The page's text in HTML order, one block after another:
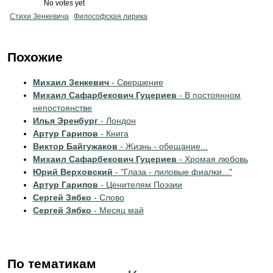
No votes yet
Стихи Зенкевича Философская лирика
Похожие
Михаил Зенкевич - Свершение
Михаил Сафарбекович Гуцериев - В постоянном
непостоянстве
Илья Эренбург - Лондон
Артур Гарипов - Книга
Виктор Байгужаков - Жизнь - обещание...
Михаил Сафарбекович Гуцериев - Хромая любовь
Юрий Верховский - "Глаза - лиловые фиалки..."
Артур Гарипов - Ценителям Поэзии
Сергей Зябко - Слово
Сергей Зябко - Месяц май
По тематикам